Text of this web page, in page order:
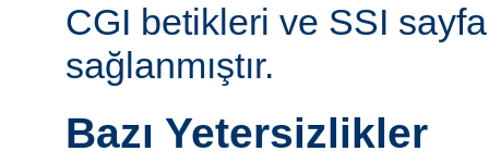
CGI betikleri ve SSI
sağlanmıştır.
Bazı Yetersizlikler